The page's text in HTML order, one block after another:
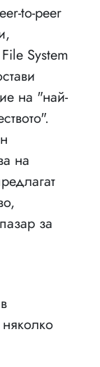
to-peer
System
на "най-
на
за